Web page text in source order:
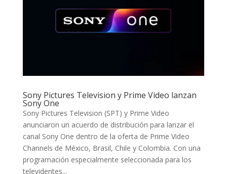
Sony Pictures Television y Prime Video lanzan
Sony One
Sony Pictures Television (SPT) y Prime Video
anunciaron un acuerdo de distribución para lanzar el
canal Sony One dentro de la oferta de Prime Video
Channels de México, Brasil, Chile y Colombia. Con una
programación especialmente seleccionada para los
televidentes...